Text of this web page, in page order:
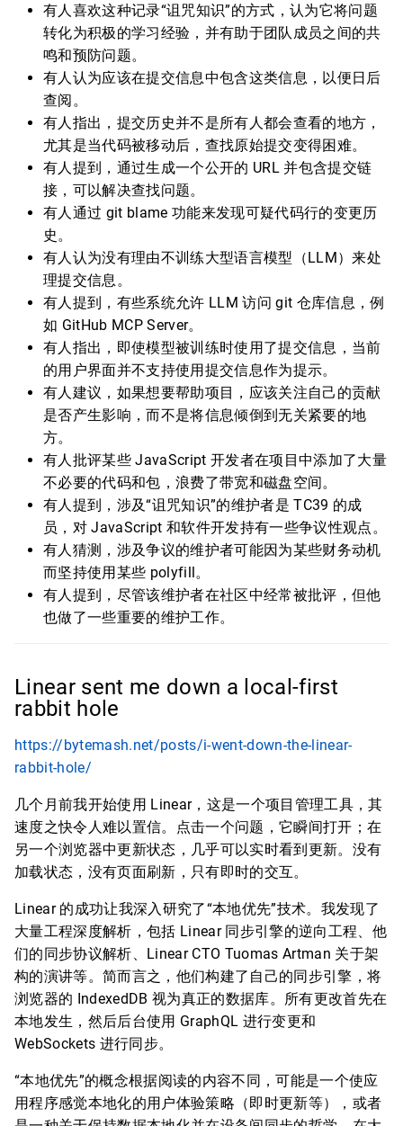
有人喜欢这种记录“诅咒知识”的方式，认为它将问题
转化为积极的学习经验，并有助于团队成员之间的共
鸣和预防问题。
有人认为应该在提交信息中包含这类信息，以便日后
查阅。
有人指出，提交历史并不是所有人都会查看的地方，
尤其是当代码被移动后，查找原始提交变得困难。
有人提到，通过生成一个公开的 URL 并包含提交链
接，可以解决查找问题。
有人通过 git blame 功能来发现可疑代码行的变更历
史。
有人认为没有理由不训练大型语言模型（LLM）来处
理提交信息。
有人提到，有些系统允许 LLM 访问 git 仓库信息，例
如 GitHub MCP Server。
有人指出，即使模型被训练时使用了提交信息，当前
的用户界面并不支持使用提交信息作为提示。
有人建议，如果想要帮助项目，应该关注自己的贡献
是否产生影响，而不是将信息倾倒到无关紧要的地
方。
有人批评某些 JavaScript 开发者在项目中添加了大量
不必要的代码和包，浪费了带宽和磁盘空间。
有人提到，涉及“诅咒知识”的维护者是 TC39 的成
员，对 JavaScript 和软件开发持有一些争议性观点。
有人猜测，涉及争议的维护者可能因为某些财务动机
而坚持使用某些 polyfill。
有人提到，尽管该维护者在社区中经常被批评，但他
也做了一些重要的维护工作。
Linear sent me down a local-first
rabbit hole
https://bytemash.net/posts/i-went-down-the-linear-
rabbit-hole/
几个月前我开始使用 Linear，这是一个项目管理工具，其
速度之快令人难以置信。点击一个问题，它瞬间打开；在
另一个浏览器中更新状态，几乎可以实时看到更新。没有
加载状态，没有页面刷新，只有即时的交互。
Linear 的成功让我深入研究了“本地优先”技术。我发现了
大量工程深度解析，包括 Linear 同步引擎的逆向工程、他
们的同步协议解析、Linear CTO Tuomas Artman 关于架
构的演讲等。简而言之，他们构建了自己的同步引擎，将
浏览器的 IndexedDB 视为真正的数据库。所有更改首先在
本地发生，然后后台使用 GraphQL 进行变更和
WebSockets 进行同步。
“本地优先”的概念根据阅读的内容不同，可能是一个使应
用程序感觉本地化的用户体验策略（即时更新等），或者